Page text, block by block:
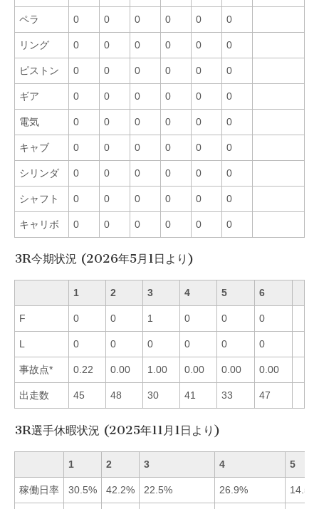
ペラ 0 0 0 0 0 0
リング 0 0 0 0 0 0
ピストン 0 0 0 0 0 0
ギア 0 0 0 0 0 0
電気 0 0 0 0 0 0
キャブ 0 0 0 0 0 0
シリンダ 0 0 0 0 0 0
シャフト 0 0 0 0 0 0
キャリボ 0 0 0 0 0 0
3R今期状況 (2026年5月1日より)
1 2 3 4 5 6
F 0 0 1 0 0 0
L 0 0 0 0 0 0
事故点* 0.22 0.00 1.00 0.00 0.00 0.00
出走数 45 48 30 41 33 47
3R選手休暇状況 (2025年11月1日より)
1 2 3 4 5
稼働日率 30.5% 42.2% 22.5% 26.9% 14.5%